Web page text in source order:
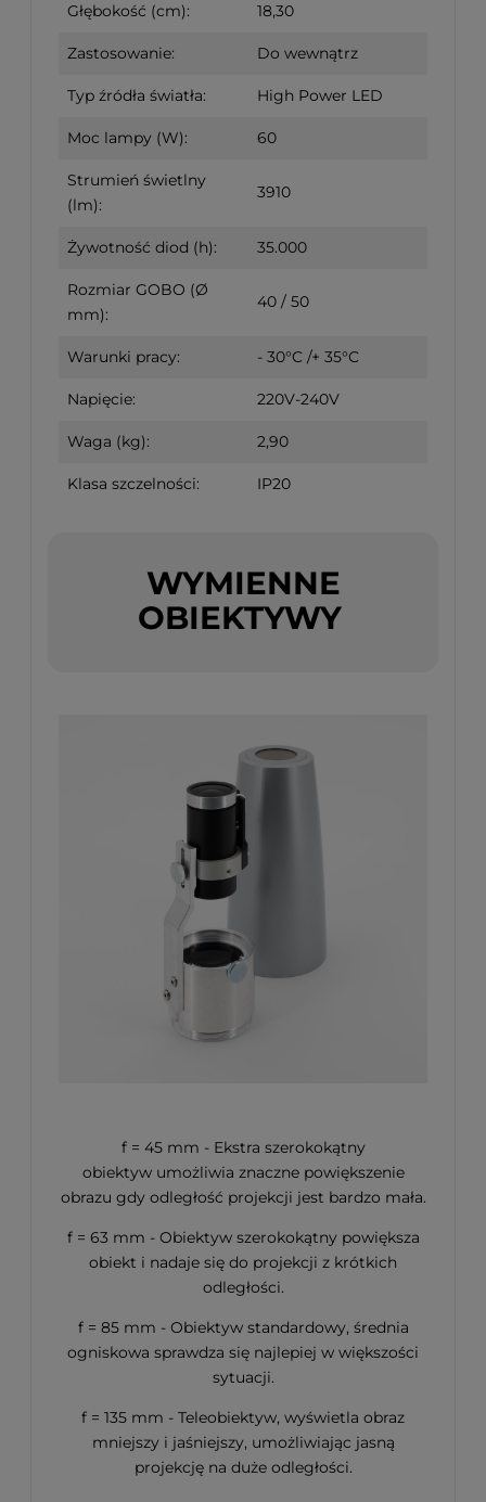
Głębokość (cm): 18,30
Zastosowanie: Do wewnątrz
Typ źródła światła: High Power LED
Moc lampy (W): 60
Strumień świetlny
(lm):
3910
Żywotność diod (h): 35.000
Rozmiar GOBO (Ø
mm):
40 / 50
Warunki pracy: - 30°C /+ 35°C
Napięcie: 220V-240V
Waga (kg): 2,90
Klasa szczelności: IP20
WYMIENNE
OBIEKTYWY
f = 45 mm - Ekstra szerokokątny
obiektyw umożliwia znaczne powiększenie
obrazu gdy odległość projekcji jest bardzo mała.
f = 63 mm - Obiektyw szerokokątny powiększa
obiekt i nadaje się do projekcji z krótkich
odległości.
f = 85 mm - Obiektyw standardowy, średnia
ogniskowa sprawdza się najlepiej w większości
sytuacji.
f = 135 mm - Teleobiektyw, wyświetla obraz
mniejszy i jaśniejszy, umożliwiając jasną
projekcję na duże odległości.